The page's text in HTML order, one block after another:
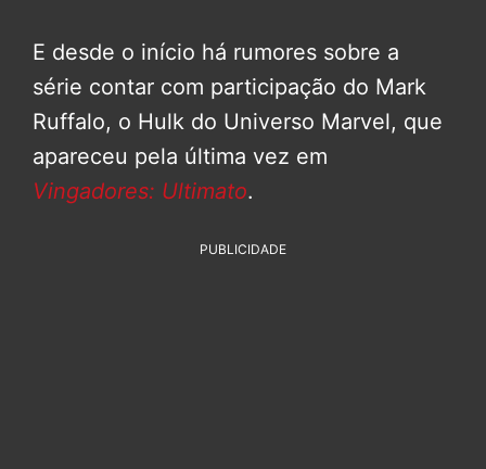
E desde o início há rumores sobre a
série contar com participação do Mark
Ruffalo, o Hulk do Universo Marvel, que
apareceu pela última vez em
Vingadores: Ultimato.
PUBLICIDADE